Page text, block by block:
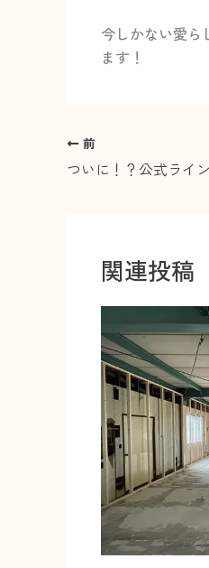
今しかない愛ら
ます！
前
ついに！？公式ライ
関連投稿